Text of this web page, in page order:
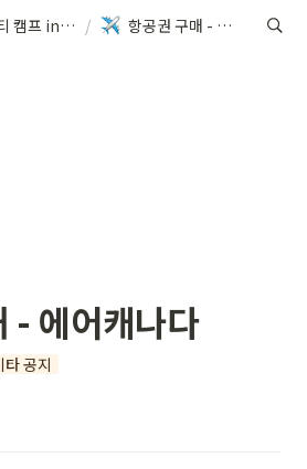
혼공 멀티 캠프 in Canada [2기] / 항공권 구매 - 에어캐나다
- 에어캐나다
타 공지